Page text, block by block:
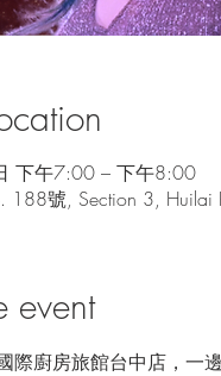
下午7:00 – 下午8:00
188號, Section 3, Huilai
event
際廚房旅館台中店，一